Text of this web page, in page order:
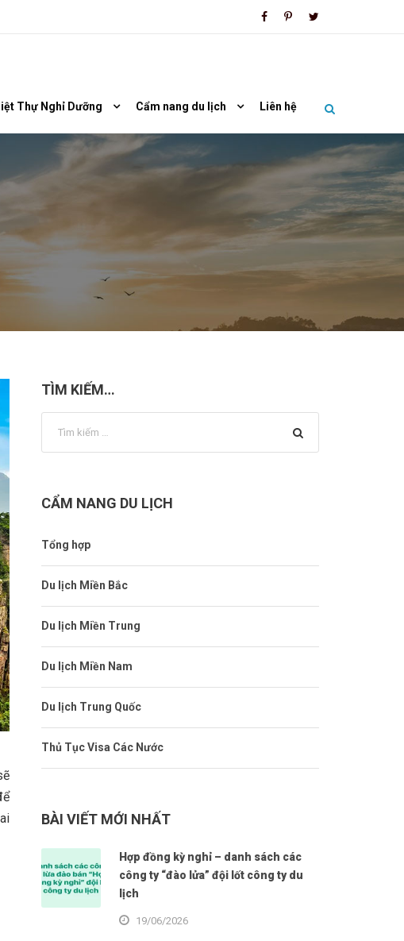
Thự Nghỉ Dưỡng Cẩm nang du lịch Liên hệ
TÌM KIẾM…
CẨM NANG DU LỊCH
Tổng hợp
Du lịch Miền Bắc
Du lịch Miền Trung
Du lịch Miền Nam
Du lịch Trung Quốc
Thủ Tục Visa Các Nước
BÀI VIẾT MỚI NHẤT
Hợp đồng kỳ nghỉ – danh sách các
công ty “đào lửa” đội lốt công ty du
lịch
19/06/2026